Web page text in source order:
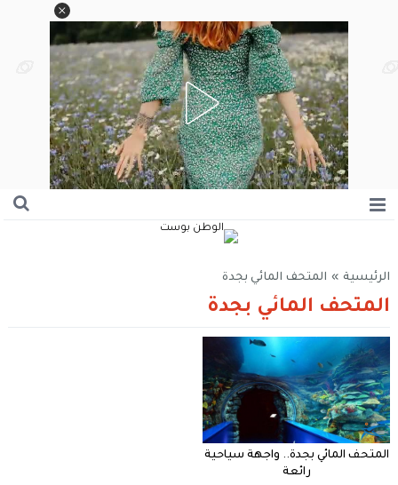
الرئيسية » المتحف المائي بجدة
المتحف المائي بجدة
المتحف المائي بجدة.. واجهة سياحية
رائعة